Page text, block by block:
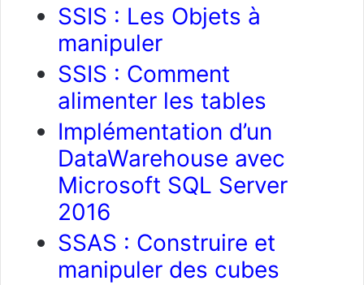
SSIS : Les Objets à
manipuler
SSIS : Comment
alimenter les tables
Implémentation d’un
DataWarehouse avec
Microsoft SQL Server
2016
SSAS : Construire et
manipuler des cubes